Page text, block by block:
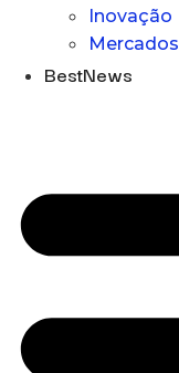
Inovação
Mercados
BestNews